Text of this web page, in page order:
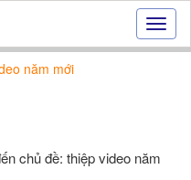
Hiệu
ứng
đẹp
năm mới
chủ đề: thiệp video năm